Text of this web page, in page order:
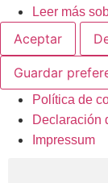
Leer más
Aceptar
Guardar
Política de
Declaración
Impressum